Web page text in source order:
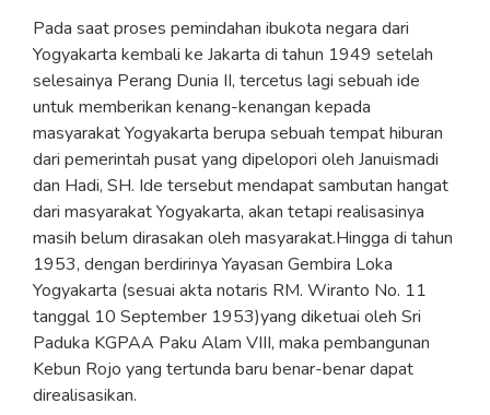
Pada saat proses pemindahan ibukota negara dari
Yogyakarta kembali ke Jakarta di tahun 1949 setelah
selesainya Perang Dunia II, tercetus lagi sebuah ide
untuk memberikan kenang-kenangan kepada
masyarakat Yogyakarta berupa sebuah tempat hiburan
dari pemerintah pusat yang dipelopori oleh Januismadi
dan Hadi, SH. Ide tersebut mendapat sambutan hangat
dari masyarakat Yogyakarta, akan tetapi realisasinya
masih belum dirasakan oleh masyarakat.Hingga di tahun
1953, dengan berdirinya Yayasan Gembira Loka
Yogyakarta (sesuai akta notaris RM. Wiranto No. 11
tanggal 10 September 1953)yang diketuai oleh Sri
Paduka KGPAA Paku Alam VIII, maka pembangunan
Kebun Rojo yang tertunda baru benar-benar dapat
direalisasikan.